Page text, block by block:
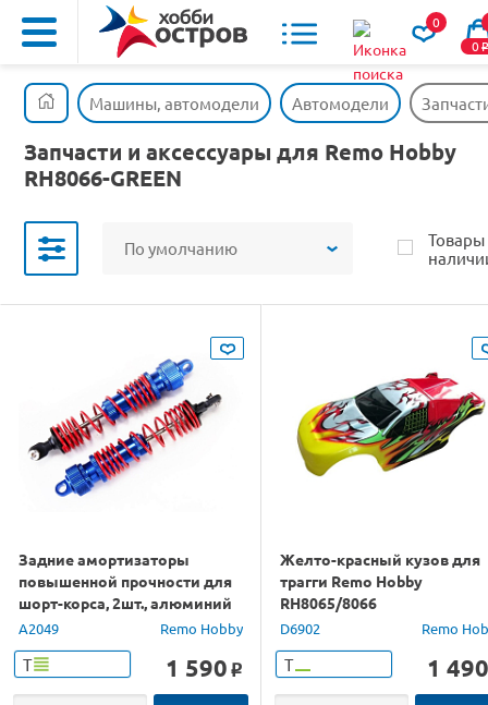
0
0o
Машины, автомодели Автомодели
Запчасти и аксессуары для Remo Hobby
RH8066-GREEN
По умолчанию
Товары
Задние амортизаторы
повышенной прочности для
шорт-корса, 2шт., алюминий
A2049 Remo Hobby
Т 1 590 o
Желто-красный кузов для
трагги Remo Hobby
RH8065/8066
D6902 Remo
Т 1 490